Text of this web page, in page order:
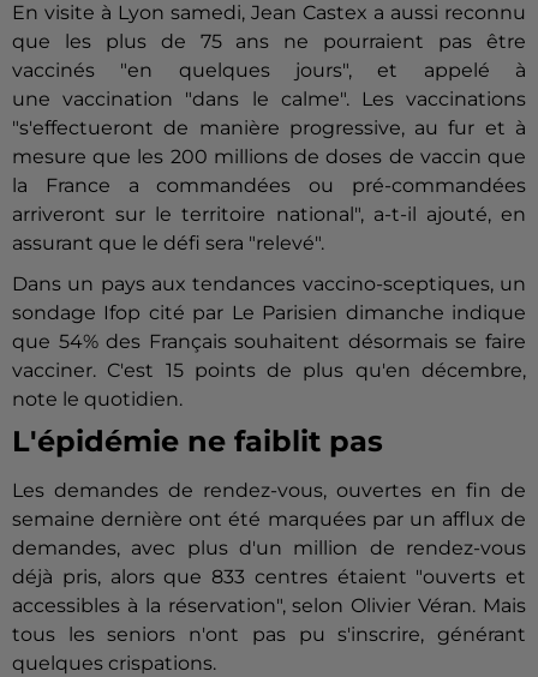
En visite à Lyon samedi, Jean Castex a aussi reconnu
que les plus de 75 ans ne pourraient pas être
vaccinés "en quelques jours", et appelé à
une vaccination "dans le calme". Les vaccinations
"s'effectueront de manière progressive, au fur et à
mesure que les 200 millions de doses de vaccin que
la France a commandées ou pré-commandées
arriveront sur le territoire national", a-t-il ajouté, en
assurant que le défi sera "relevé".
Dans un pays aux tendances vaccino-sceptiques, un
sondage Ifop cité par Le Parisien dimanche indique
que 54% des Français souhaitent désormais se faire
vacciner. C'est 15 points de plus qu'en décembre,
note le quotidien.
L'épidémie ne faiblit pas
Les demandes de rendez-vous, ouvertes en fin de
semaine dernière ont été marquées par un afflux de
demandes, avec plus d'un million de rendez-vous
déjà pris, alors que 833 centres étaient "ouverts et
accessibles à la réservation", selon Olivier Véran. Mais
tous les seniors n'ont pas pu s'inscrire, générant
quelques crispations.